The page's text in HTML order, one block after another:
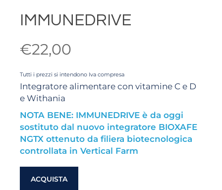
IMMUNEDRIVE
€22,00
Tutti i prezzi si intendono Iva compresa
Integratore alimentare con vitamine C e D
e Withania
NOTA BENE: IMMUNEDRIVE è da oggi
sostituto dal nuovo integratore BIOXAFE
NGTX ottenuto da filiera biotecnologica
controllata in Vertical Farm
ACQUISTA